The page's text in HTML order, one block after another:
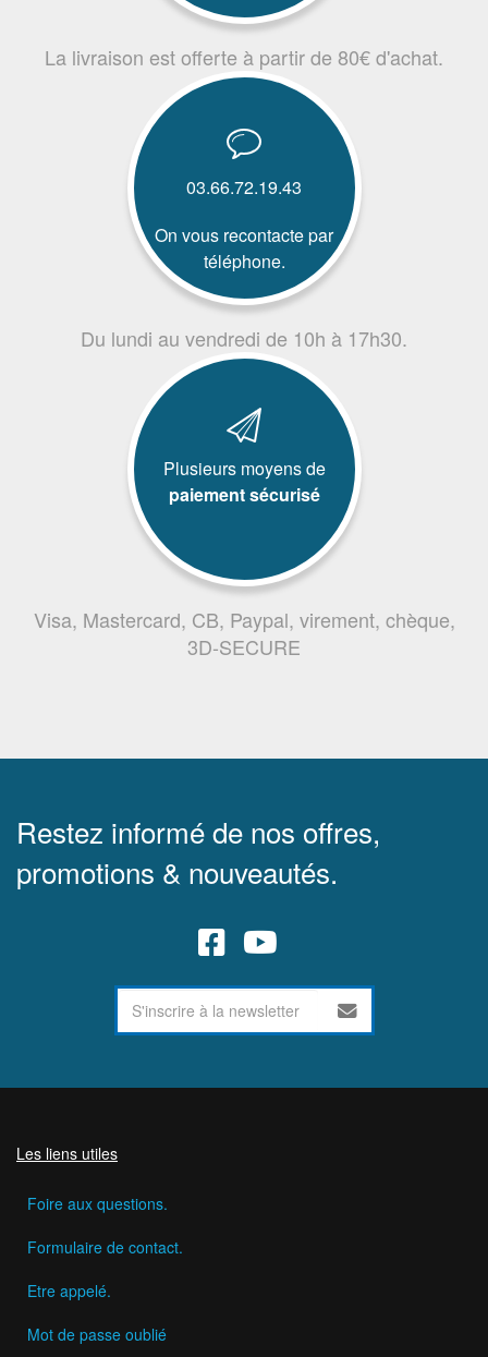
La livraison est offerte à partir de 80€ d'achat.
03.66.72.19.43
On vous recontacte par
téléphone.
Du lundi au vendredi de 10h à 17h30.
Plusieurs moyens de
paiement sécurisé
Visa, Mastercard, CB, Paypal, virement, chèque,
3D-SECURE
Restez informé de nos offres,
promotions & nouveautés.
Les liens utiles
Foire aux questions.
Formulaire de contact.
Etre appelé.
Mot de passe oublié